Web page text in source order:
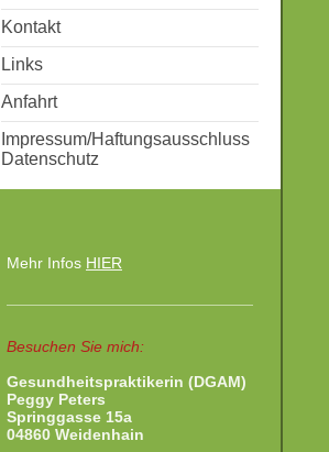
Kontakt
Links
Anfahrt
Impressum/Haftungsausschluss
Datenschutz
Mehr Infos HIER
Besuchen Sie mich:
Gesundheitspraktikerin (DGAM)
Peggy Peters
Springgasse 15a
04860 Weidenhain